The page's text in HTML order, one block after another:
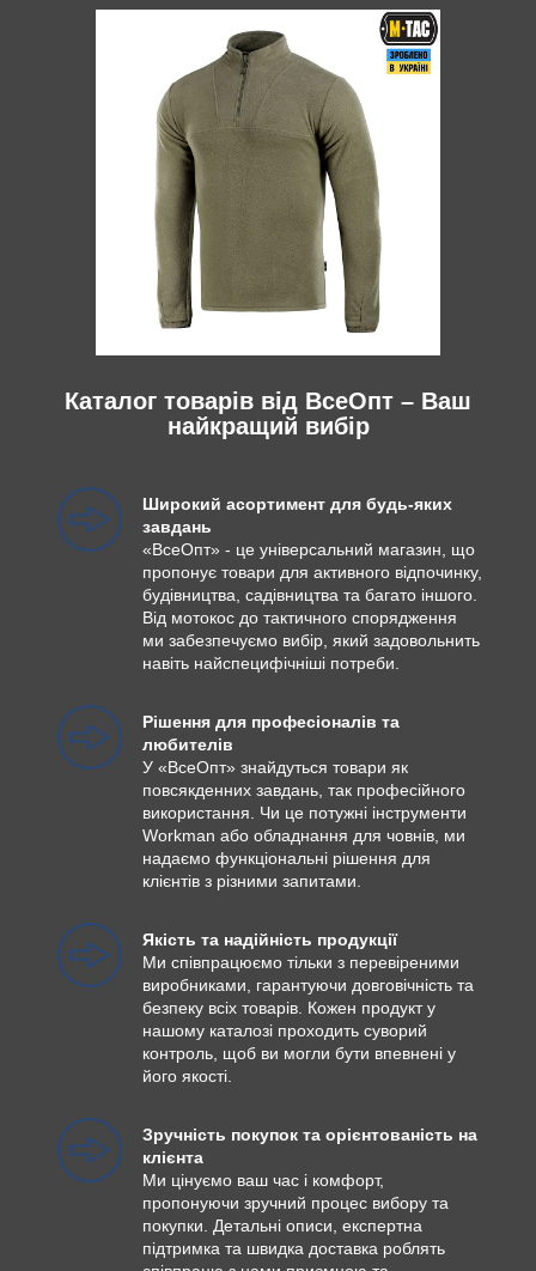
Каталог товарів від ВсеОпт – Ваш
найкращий вибір
Широкий асортимент для будь-яких
завдань
«ВсеОпт» - це універсальний магазин, що
пропонує товари для активного відпочинку,
будівництва, садівництва та багато іншого.
Від мотокос до тактичного спорядження
ми забезпечуємо вибір, який задовольнить
навіть найспецифічніші потреби.
Рішення для професіоналів та
любителів
У «ВсеОпт» знайдуться товари як
повсякденних завдань, так професійного
використання. Чи це потужні інструменти
Workman або обладнання для човнів, ми
надаємо функціональні рішення для
клієнтів з різними запитами.
Якість та надійність продукції
Ми співпрацюємо тільки з перевіреними
виробниками, гарантуючи довговічність та
безпеку всіх товарів. Кожен продукт у
нашому каталозі проходить суворий
контроль, щоб ви могли бути впевнені у
його якості.
Зручність покупок та орієнтованість на
клієнта
Ми цінуємо ваш час і комфорт,
пропонуючи зручний процес вибору та
покупки. Детальні описи, експертна
підтримка та швидка доставка роблять